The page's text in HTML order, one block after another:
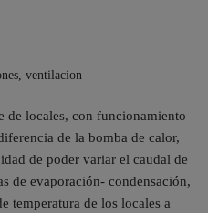
, ventilacion
de locales, con funcionamiento
de la bomba de calor,
de poder variar el caudal de
de evaporación- condensación,
temperatura de los locales a